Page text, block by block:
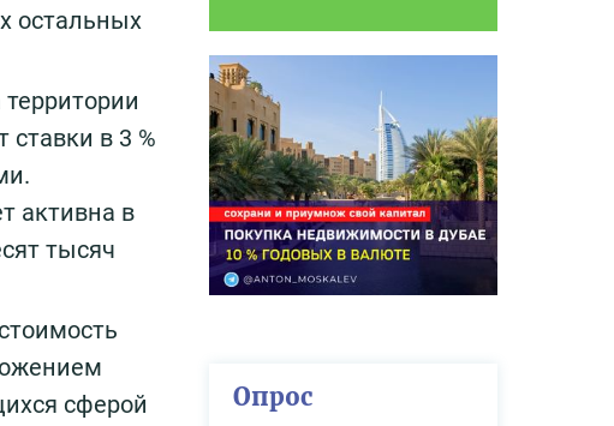
остальных
в 3 %
активна в
тысяч
сферой
Опрос